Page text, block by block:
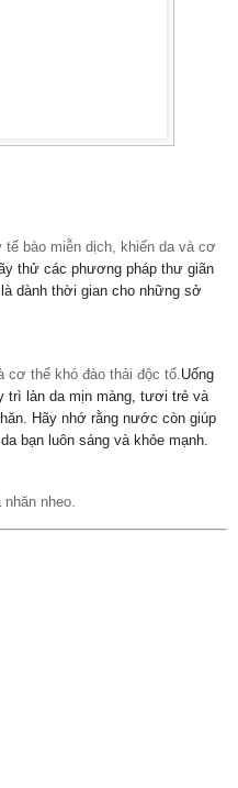
tế bào miễn dịch, khiến da và cơ
thử các phương pháp thư giãn
dành thời gian cho những sở
cơ thể khó đào thải độc tố. Uống
trì làn da mịn màng, tươi trẻ và
Hãy nhớ rằng nước còn giúp
bạn luôn sáng và khỏe mạnh.
nheo.